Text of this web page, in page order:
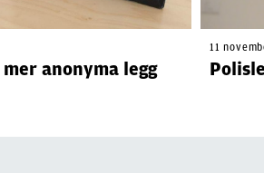
anonyma legg
11